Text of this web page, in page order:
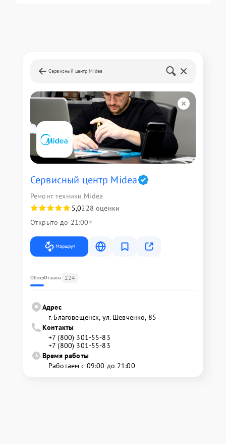
Сервисный центр Midea
Сервисный центр Midea
Ремонт техники Midea
5,0228 оценки
Открыто до 21:00
Маршрут
ОбзорОтзывы 224
Адрес
г. Благовещенск, ул. Шевченко, 85
Контакты
+7 (800) 301-55-83
+7 (800) 301-55-83
Время работы
Работаем с 09:00 до 21:00